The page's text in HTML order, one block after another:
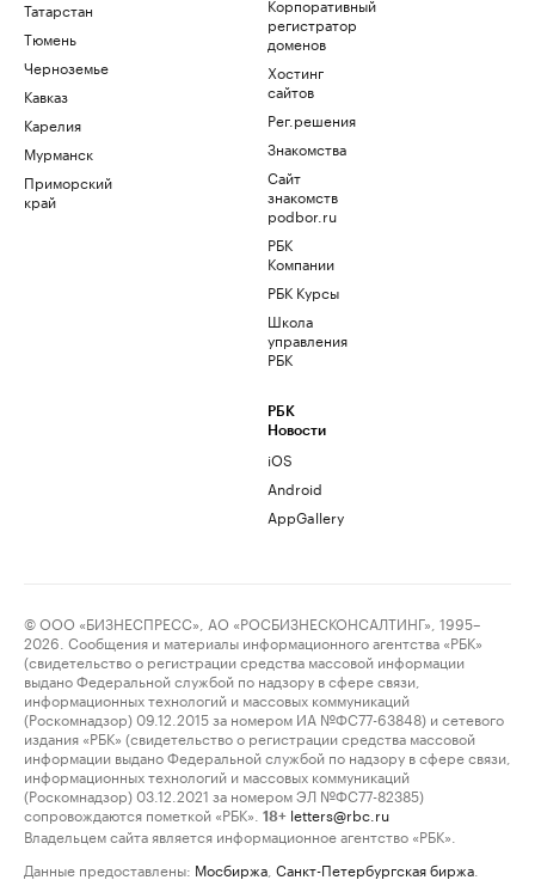
Татарстан
Тюмень
Черноземье
Кавказ
Карелия
Мурманск
Приморский
край
регистратор
доменов
Хостинг
сайтов
Рег.решения
Знакомства
Сайт
знакомств
podbor.ru
РБК
Компании
РБК Курсы
Школа
управления
РБК
РБК
Новости
iOS
Android
AppGallery
© ООО «БИЗНЕСПРЕСС», АО «РОСБИЗНЕСКОНСАЛТИНГ», 1995–
2026. Сообщения и материалы информационного агентства «РБК»
(свидетельство о регистрации средства массовой информации
выдано Федеральной службой по надзору в сфере связи,
информационных технологий и массовых коммуникаций
(Роскомнадзор) 09.12.2015 за номером ИА №ФС77-63848) и сетевого
издания «РБК» (свидетельство о регистрации средства массовой
информации выдано Федеральной службой по надзору в сфере связи,
информационных технологий и массовых коммуникаций
(Роскомнадзор) 03.12.2021 за номером ЭЛ №ФС77-82385)
сопровождаются пометкой «РБК».
18+ letters@rbc.ru
Владельцем сайта является информационное агентство «РБК».
Данные предоставлены: Мосбиржа Санкт-Петербургская биржа